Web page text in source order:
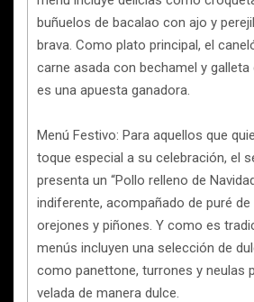
buñuelos de bacalao con ajo y
brava. Como plato principal, el
carne asada con bechamel y galleta
es una apuesta ganadora.
Menú Festivo: Para aquellos que
toque especial a su celebración, el
presenta un “Pollo relleno de
indiferente, acompañado de puré de
orejones y piñones. Y como es
menús incluyen una selección de
como panettone, turrones y neulas
velada de manera dulce.